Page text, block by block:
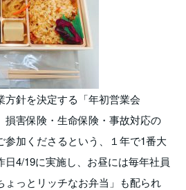
方針を決定する「年初営業会
損害保険・生命保険・事故対応の
参加くださるという、１年で1番大
4/19に実施し、お昼には毎年社員
ょっとリッチなお弁当」も配られ